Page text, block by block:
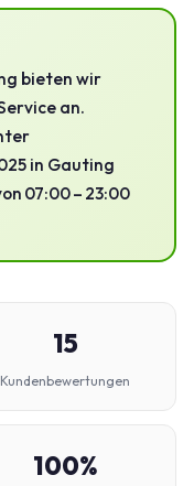
bieten wir
an.
in Gauting
07:00 – 23:00
15
Kundenbewertungen
100%